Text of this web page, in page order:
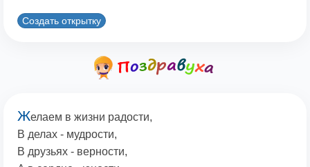
Создать открытку
Желаем в жизни радости,
В делах - мудрости,
В друзьях - верности,